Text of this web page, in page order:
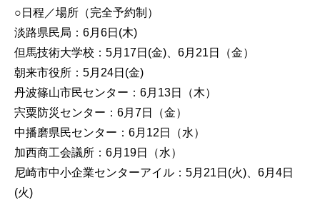
○日程／場所（完全予約制）
淡路県民局：6月6日(木)
但馬技術大学校：5月17日(金)、6月21日（金）
朝来市役所：5月24日(金)
丹波篠山市民センター：6月13日（木）
宍粟防災センター：6月7日（金）
中播磨県民センター：6月12日（水）
加西商工会議所：6月19日（水）
尼崎市中小企業センターアイル：5月21日(火)、6月4日
(火)